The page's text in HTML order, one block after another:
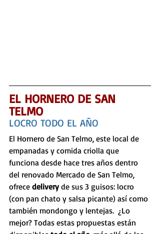
EL HORNERO DE SAN
TELMO
LOCRO TODO EL AÑO
El Hornero de San Telmo, este local de
empanadas y comida criolla que
funciona desde hace tres años dentro
del renovado Mercado de San Telmo,
ofrece delivery de sus 3 guisos: locro
(con pan chato y salsa picante) así como
también mondongo y lentejas.  ¿Lo
mejor? Todas estas propuestas están